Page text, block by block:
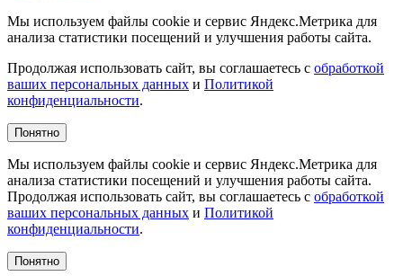
Мы используем файлы cookie и сервис Яндекс.Метрика для
анализа статистики посещений и улучшения работы сайта.
Продолжая использовать сайт, вы соглашаетесь с обработкой
ваших персональных данных и Политикой
конфиденциальности.
Понятно
Мы используем файлы cookie и сервис Яндекс.Метрика для
анализа статистики посещений и улучшения работы сайта.
Продолжая использовать сайт, вы соглашаетесь с обработкой
ваших персональных данных и Политикой
конфиденциальности.
Понятно